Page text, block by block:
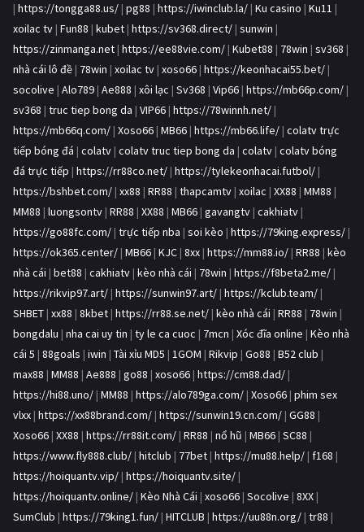
| https://tongga88.us/ | pg88 | https://iwinclub.la/ | Ku casino | Ku11 |
xoilac tv | Fun88 | kubet | https://sv368.direct/ | sunwin |
https://zinmanga.net | https://ee88vie.com/ | Kubet88 | 78win | sv368 |
nhà cái lô đề | 78win | xoilac tv | xoso66 | https://keonhacai55.bet/ |
socolive | Alo789 | Ae888 | xôi lạc | Sv368 | Vip66 | https://mb66p.com/ |
sv368 | truc tiep bong da | VIP66 | https://78winnh.net/ |
https://mb66q.com/ | Xoso66 | MB66 | https://mb66.life/ | colatv trực
tiếp bóng đá | colatv | colatv truc tiep bong da | colatv | colatv bóng
đá trực tiếp | https://rr88co.net/ | https://tylekeonhacai.futbol/ |
https://bshbet.com/ | xx88 | RR88 | thapcamtv | xoilac | XX88 | MM88 |
MM88 | luongsontv | RR88 | XX88 | MB66 | gavangtv | cakhiatv |
https://go88fc.com/ | trực tiếp nba | soi kèo | https://79king.express/ |
https://ok365.center/ | MB66 | KJC | 8xx | https://mm88.io/ | RR88 | kèo
nhà cái | bet88 | cakhiatv | kèo nhà cái | 78win | https://f8beta2.me/ |
https://rikvip97.art/ | https://sunwin97.art/ | https://kclub.team/ |
SHBET | xx88 | 8kbet | https://rr88.se.net/ | kèo nhà cái | RR88 | 78win |
bongdalu | nha cai uy tin | ty le ca cuoc | 7mcn | Xóc đĩa online | Kèo nhà
cái 5 | 88goals | iwin | Tài xỉu MD5 | 1GOM | Rikvip | Go88 | B52 club |
max88 | MM88 | Ae888 | go88 | xoso66 | https://cm88.dad/ |
https://hi88.uno/ | MM88 | https://alo789ga.com/ | Xoso66 | phim sex
vlxx | https://xx88brand.com/ | https://sunwin19.cn.com/ | GG88 |
Xoso66 | XX88 | https://rr88it.com/ | RR88 | nổ hũ | MB66 | SC88 |
https://www.fly888.club/ | hitclub | 77bet | https://mu88.help/ | f168 |
https://hoiquantv.vip/ | https://hoiquantv.site/ |
https://hoiquantv.online/ | Kèo Nhà Cái | xoso66 | Socolive | 8XX |
SumClub | https://79king1.fun/ | HITCLUB | https://uu88n.org/ | tr88 |